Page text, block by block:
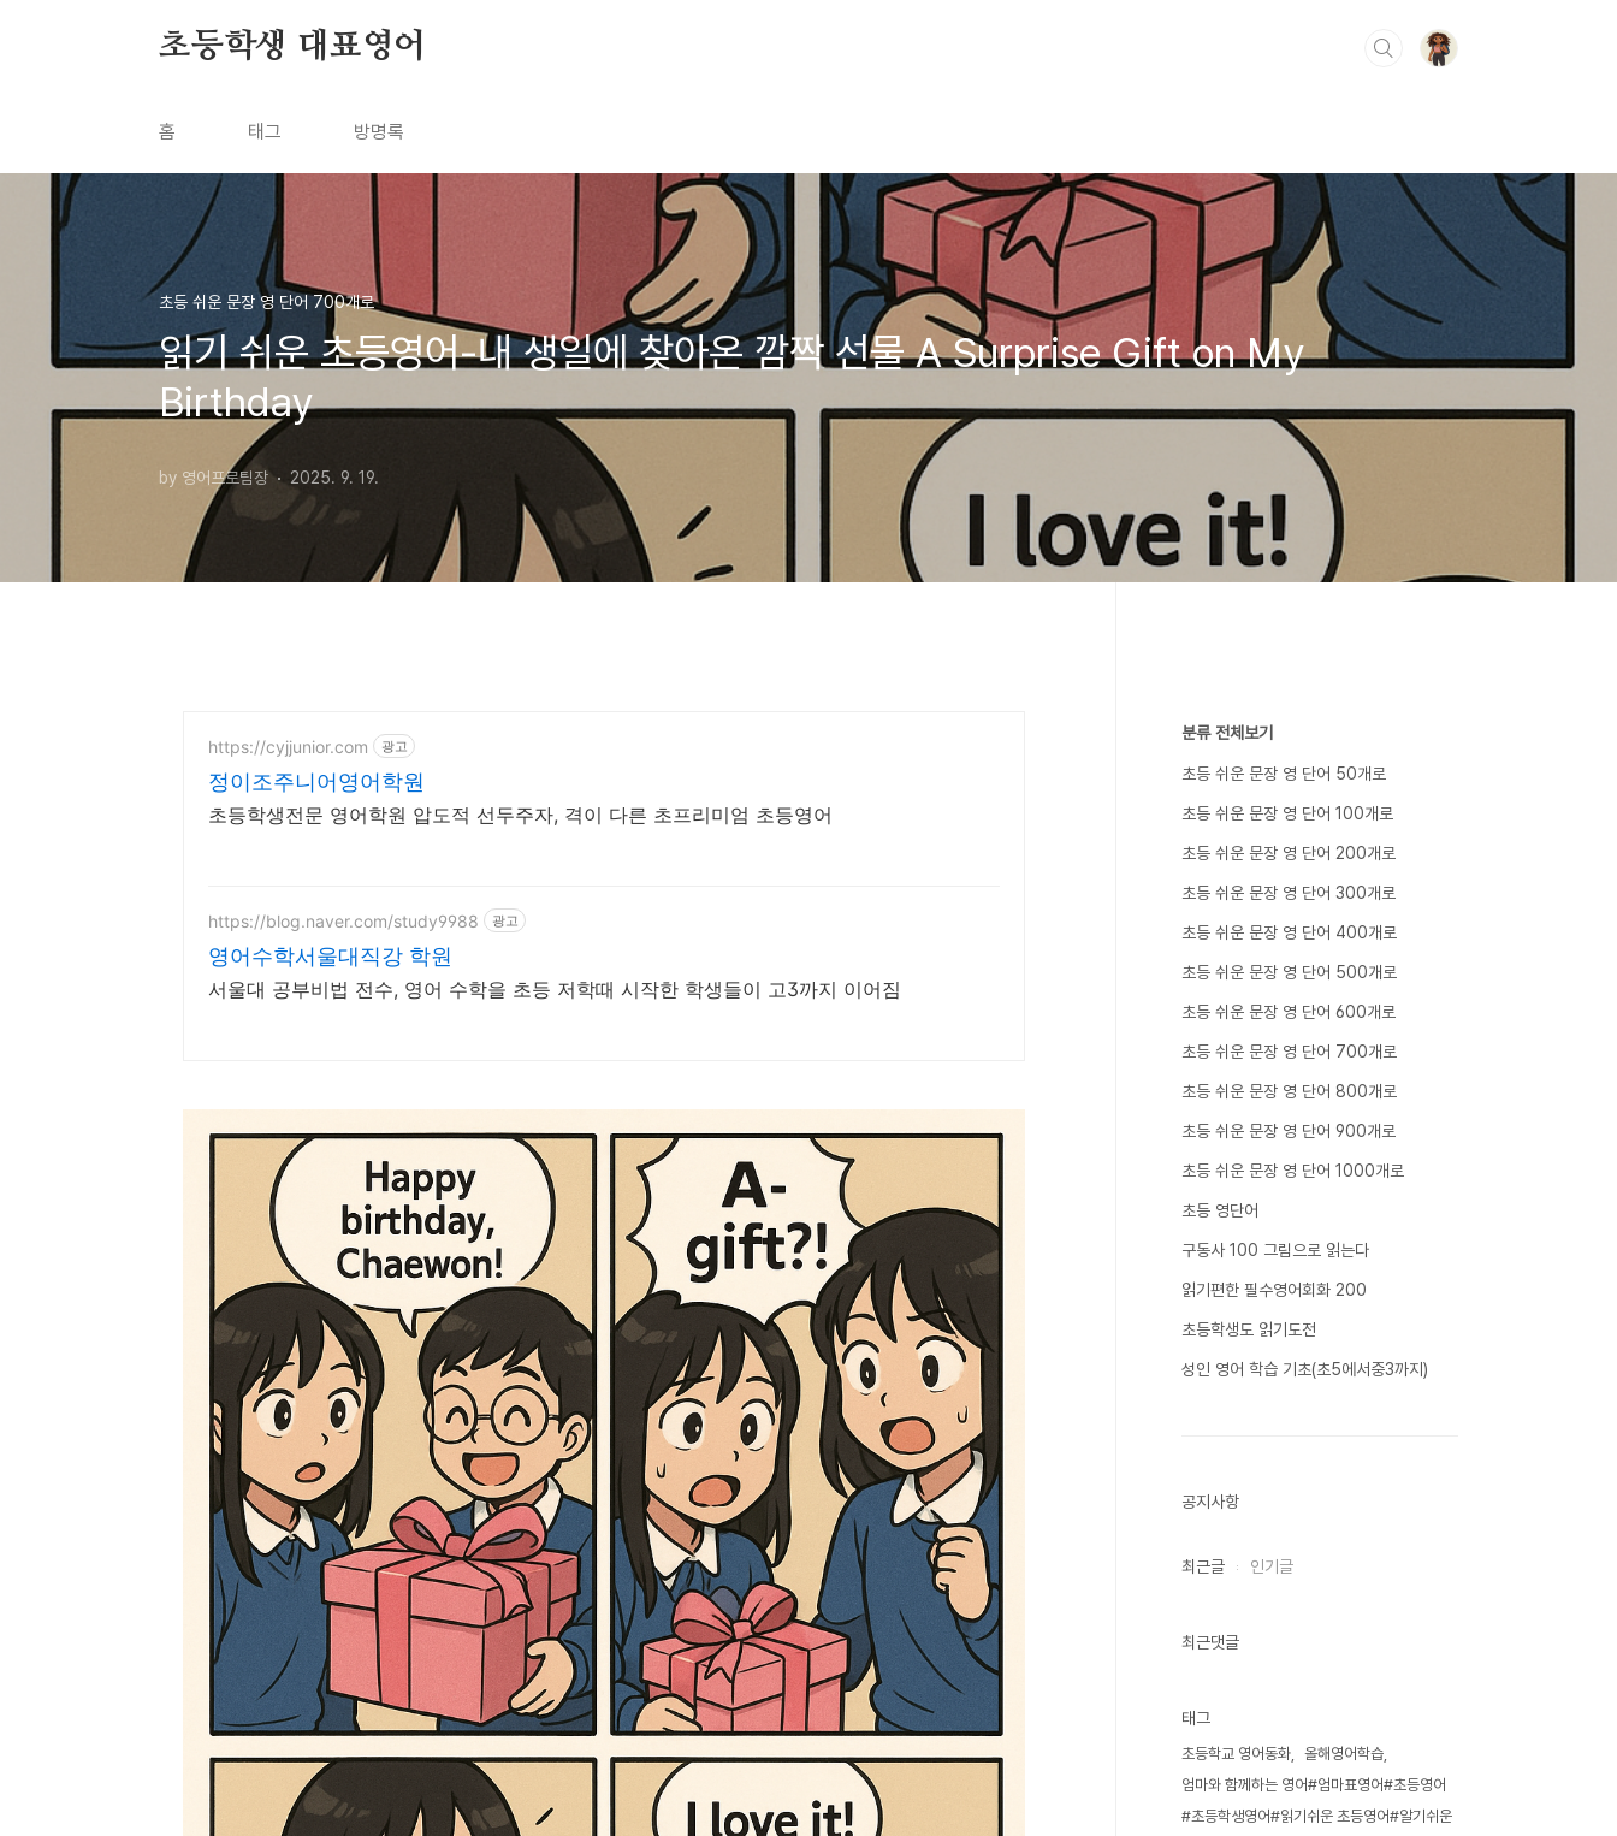
초등학생 대표영어
홈 태그 방명록
초등 쉬운 문장 영 단어 700개로
읽기 쉬운 초등영어-내 생일에 찾아온 깜짝 선물 A Surprise Gift on My
Birthday
by 영어프로팀장 2025. 9. 19.
https://cyjjunior.com 광고
정이조주니어영어학원
초등학생전문 영어학원 압도적 선두주자, 격이 다른 초프리미엄 초등영어
https://blog.naver.com/study9988 광고
영어수학서울대직강 학원
서울대 공부비법 전수, 영어 수학을 초등 저학때 시작한 학생들이 고3까지 이어짐
분류 전체보기
초등 쉬운 문장 영 단어 50개로
초등 쉬운 문장 영 단어 100개로
초등 쉬운 문장 영 단어 200개로
초등 쉬운 문장 영 단어 300개로
초등 쉬운 문장 영 단어 400개로
초등 쉬운 문장 영 단어 500개로
초등 쉬운 문장 영 단어 600개로
초등 쉬운 문장 영 단어 700개로
초등 쉬운 문장 영 단어 800개로
초등 쉬운 문장 영 단어 900개로
초등 쉬운 문장 영 단어 1000개로
초등 영단어
구동사 100 그림으로 읽는다
읽기편한 필수영어회화 200
초등학생도 읽기도전
성인 영어 학습 기초(초5에서중3까지)
공지사항
최근글 인기글
최근댓글
태그
초등학교 영어동화
올해영어학습
엄마와 함께하는 영어#엄마표영어#초등영어
#초등학생영어#읽기쉬운 초등영어#알기쉬운